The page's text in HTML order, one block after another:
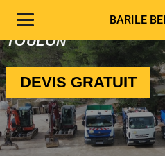
BARILE
LIVRAISON
TOULON
DEVIS GRATUIT